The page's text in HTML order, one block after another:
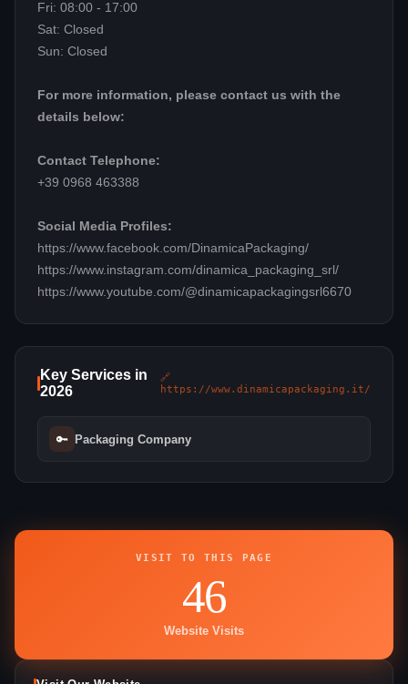
Fri: 08:00 - 17:00
Sat: Closed
Sun: Closed
For more information, please contact us with the
details below:
Contact Telephone:
+39 0968 463388
Social Media Profiles:
https://www.facebook.com/DinamicaPackaging/
https://www.instagram.com/dinamica_packaging_srl/
https://www.youtube.com/@dinamicapackagingsrl6670
Key Services in
2026
🔗
https://www.dinamicapackaging.it/
🔑 Packaging Company
VISIT TO THIS PAGE
46
Website Visits